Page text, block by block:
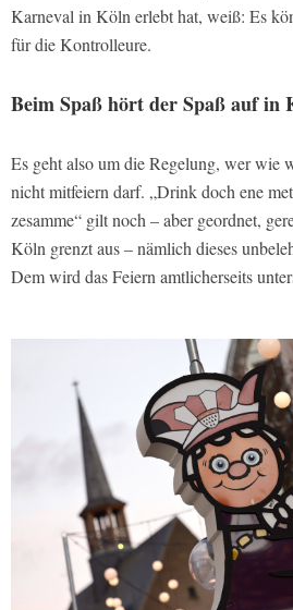
Karneval in Köln erlebt hat, weiß: Es
für die Kontrolleure.
Beim Spaß hört der Spaß auf in
Es geht also um die Regelung, wer wie
nicht mitfeiern darf. „Drink doch ene
zesamme“ gilt noch – aber geordnet,
Köln grenzt aus – nämlich dieses
Dem wird das Feiern amtlicherseits